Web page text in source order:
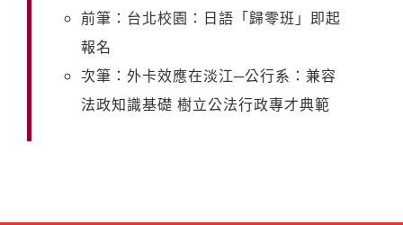
前筆：台北校園：日語「歸零班」即起
報名
次筆：外卡效應在淡江─公行系：兼容
法政知識基礎 樹立公法行政專才典範